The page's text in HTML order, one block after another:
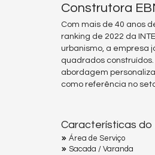
Construtora
Com mais de 40 anos
ranking de 2022 da
urbanismo, a empresa
quadrados
abordagem
como referência no
Características do
Área de Serviço
Sacada / Varanda